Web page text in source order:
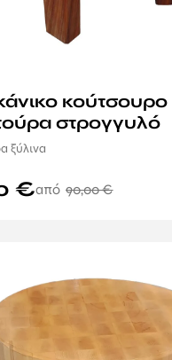
κούτσουρο
στρογγυλό
ξύλινα
90,00€
€